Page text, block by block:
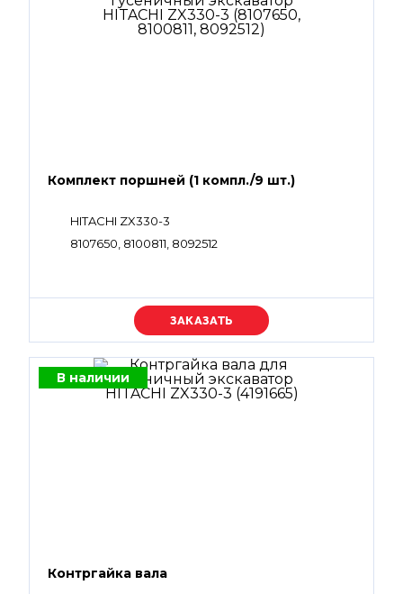
Комплект поршней (1 компл./9 шт.)
HITACHI ZX330-3
8107650, 8100811, 8092512
Уточняйте цену
В наличии
Контргайка вала